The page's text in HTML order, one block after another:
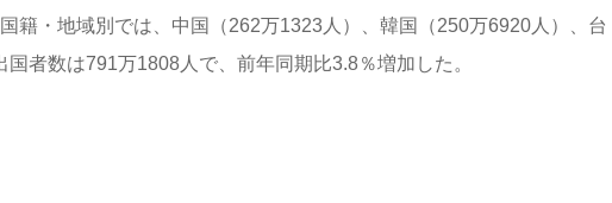
籍・地域別では、中国（262万1323人）、韓国（250万6920人）、台
者数は791万1808人で、前年同期比3.8％増加した。